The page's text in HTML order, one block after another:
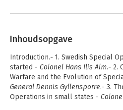
Inhoudsopgave
Introduction.- 1. Swedish Special
started - Colonel Hans Ilis Alm.- 2.
Warfare and the Evolution of
General Dennis Gyllensporre.- 3.
Operations in small states -